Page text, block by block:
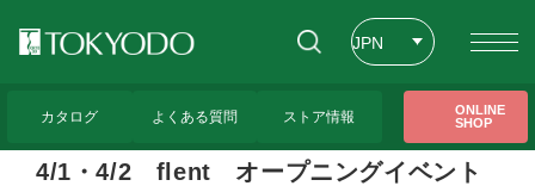
JPN
カタログ よくある質問 ストア情報
ONLINE
SHOP
4/1・4/2 flent オープニングイベント実
4/1・4/2 flent オープニングイベント